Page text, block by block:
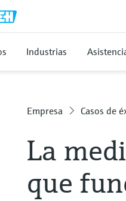
Industrias
Empresa Casos de
La
que